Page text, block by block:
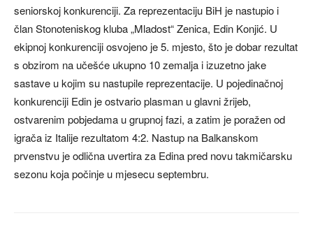
seniorskoj konkurenciji. Za reprezentaciju BiH je nastupio i
član Stonoteniskog kluba „Mladost“ Zenica, Edin Konjić. U
ekipnoj konkurenciji osvojeno je 5. mjesto, što je dobar rezultat
s obzirom na učešće ukupno 10 zemalja i izuzetno jake
sastave u kojim su nastupile reprezentacije. U pojedinačnoj
konkurenciji Edin je ostvario plasman u glavni žrijeb,
ostvarenim pobjedama u grupnoj fazi, a zatim je poražen od
igrača iz Italije rezultatom 4:2. Nastup na Balkanskom
prvenstvu je odlična uvertira za Edina pred novu takmičarsku
sezonu koja počinje u mjesecu septembru.